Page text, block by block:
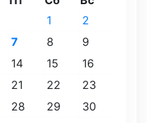
1
2
7 8
9
14 15
16
21 22
23
28 29
30